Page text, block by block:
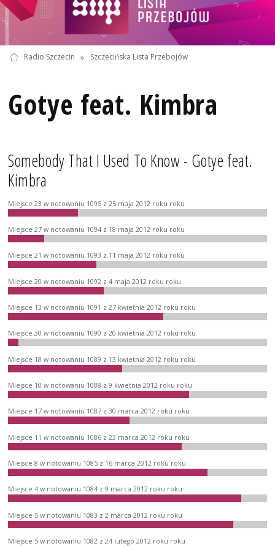
Radio Szczecin » Szczecińska Lista Przebojów
Gotye feat. Kimbra
Somebody That I Used To Know - Gotye feat.
Kimbra
Miejsce 23 w notowaniu 1095 z 25 maja 2012 roku roku
Miejsce 27 w notowaniu 1094 z 18 maja 2012 roku roku
Miejsce 21 w notowaniu 1093 z 11 maja 2012 roku roku
Miejsce 20 w notowaniu 1092 z 4 maja 2012 roku roku
Miejsce 13 w notowaniu 1091 z 27 kwietnia 2012 roku roku
Miejsce 30 w notowaniu 1090 z 20 kwietnia 2012 roku roku
Miejsce 18 w notowaniu 1089 z 13 kwietnia 2012 roku roku
Miejsce 10 w notowaniu 1088 z 9 kwietnia 2012 roku roku
Miejsce 17 w notowaniu 1087 z 30 marca 2012 roku roku
Miejsce 11 w notowaniu 1086 z 23 marca 2012 roku roku
Miejsce 8 w notowaniu 1085 z 16 marca 2012 roku roku
Miejsce 4 w notowaniu 1084 z 9 marca 2012 roku roku
Miejsce 5 w notowaniu 1083 z 2 marca 2012 roku roku
Miejsce 5 w notowaniu 1082 z 24 lutego 2012 roku roku